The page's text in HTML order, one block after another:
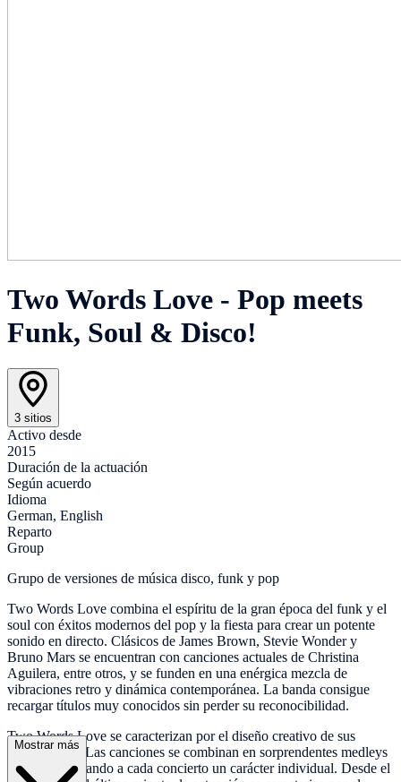
Two Words Love - Pop meets
Funk, Soul & Disco!
3 sitios
Activo desde
2015
Duración de la actuación
Según acuerdo
Idioma
German, English
Reparto
Group
Grupo de versiones de música disco, funk y pop
Two Words Love combina el espíritu de la gran época del funk y el
soul con éxitos modernos del pop y la fiesta para crear un potente
sonido en directo. Clásicos de James Brown, Stevie Wonder y
Bruno Mars se encuentran con canciones actuales de Christina
Aguilera, entre otros, y se funden en una enérgica mezcla de
vibraciones retro y dinámica contemporánea. La banda consigue
recargar títulos muy conocidos sin perder su reconocibilidad.
Two Words Love se caracterizan por el diseño creativo de sus
espectáculos. Las canciones se combinan en sorprendentes medleys
y mash-ups, dando a cada concierto un carácter individual. Desde el
Mostrar más